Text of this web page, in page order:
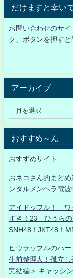
だけますと幸いで
お問い合わせのサ
ク、ボタンを押す
アーカイブ
おすすめ～ん
おすすめサイト
おネコさん的まと
ンタルメンヘラ電
アイドッフル！ ワ
すき！23 ひうらの
SNH48！JKT48！
ヒウラッフルのハ
生前整理人！孤立
完結編＞ キャッシ